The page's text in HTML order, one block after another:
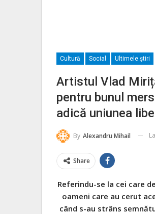
Cultură Social Ultimele ştiri
Artistul Vlad
pentru bunul
adică uniunea
By Alexandru Mihail
Share
Referindu-se la cei care
oameni care au cerut
când s-au strâns